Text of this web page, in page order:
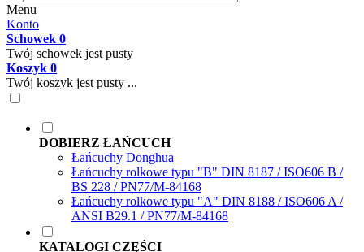
Menu
Konto
Schowek 0
Twój schowek jest pusty
Koszyk 0
Twój koszyk jest pusty ...
DOBIERZ ŁAŃCUCH
Łańcuchy Donghua
Łańcuchy rolkowe typu "B" DIN 8187 / ISO606 B /
BS 228 / PN77/M-84168
Łańcuchy rolkowe typu "A" DIN 8188 / ISO606 A /
ANSI B29.1 / PN77/M-84168
KATALOGI CZĘŚCI